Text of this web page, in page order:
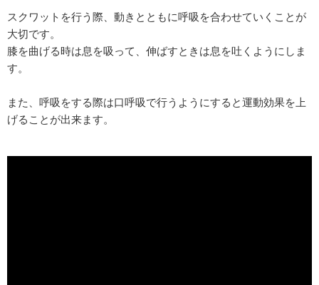
スクワットを行う際、動きとともに呼吸を合わせていくことが
大切です。
膝を曲げる時は息を吸って、伸ばすときは息を吐くようにしま
す。
また、呼吸をする際は口呼吸で行うようにすると運動効果を上
げることが出来ます。